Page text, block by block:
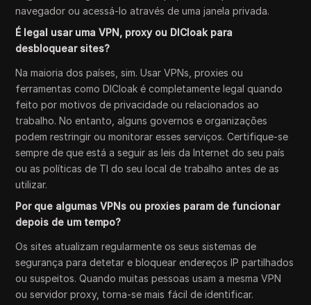
navegador ou acessá-lo através de uma janela privada.
É legal usar uma VPN, proxy ou DICloak para
desbloquear sites?
Na maioria dos países, sim. Usar VPNs, proxies ou
ferramentas como DICloak é completamente legal quando
feito por motivos de privacidade ou relacionados ao
trabalho. No entanto, alguns governos e organizações
podem restringir ou monitorar esses serviços. Certifique-se
sempre de que está a seguir as leis da Internet do seu país
ou as políticas de TI do seu local de trabalho antes de as
utilizar.
Por que algumas VPNs ou proxies param de funcionar
depois de um tempo?
Os sites atualizam regularmente os seus sistemas de
segurança para detetar e bloquear endereços IP partilhados
ou suspeitos. Quando muitas pessoas usam a mesma VPN
ou servidor proxy, torna-se mais fácil de identificar.